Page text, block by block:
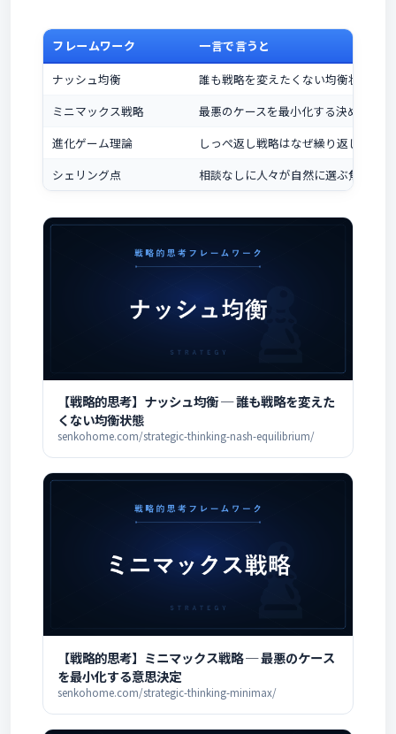
フレームワーク
一言で言うと
ナッシュ均衡
誰も戦略を変えたくない均衡状態
ミニマックス戦略
最悪のケースを最小化する決め方
進化ゲーム理論
しっぺ返し戦略はなぜ繰り返しゲー
シェリング点
相談なしに人々が自然に選ぶ焦点
【戦略的思考】ナッシュ均衡 ─ 誰も戦略を変えた
くない均衡状態
senkohome.com/strategic-thinking-nash-equilibrium/
【戦略的思考】ミニマックス戦略 ─ 最悪のケース
を最小化する意思決定
senkohome.com/strategic-thinking-minimax/